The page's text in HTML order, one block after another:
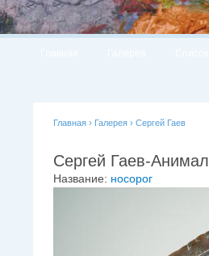
Главная › Галерея › Сергей Гаев
Сергей Гаев-
Название: носорог